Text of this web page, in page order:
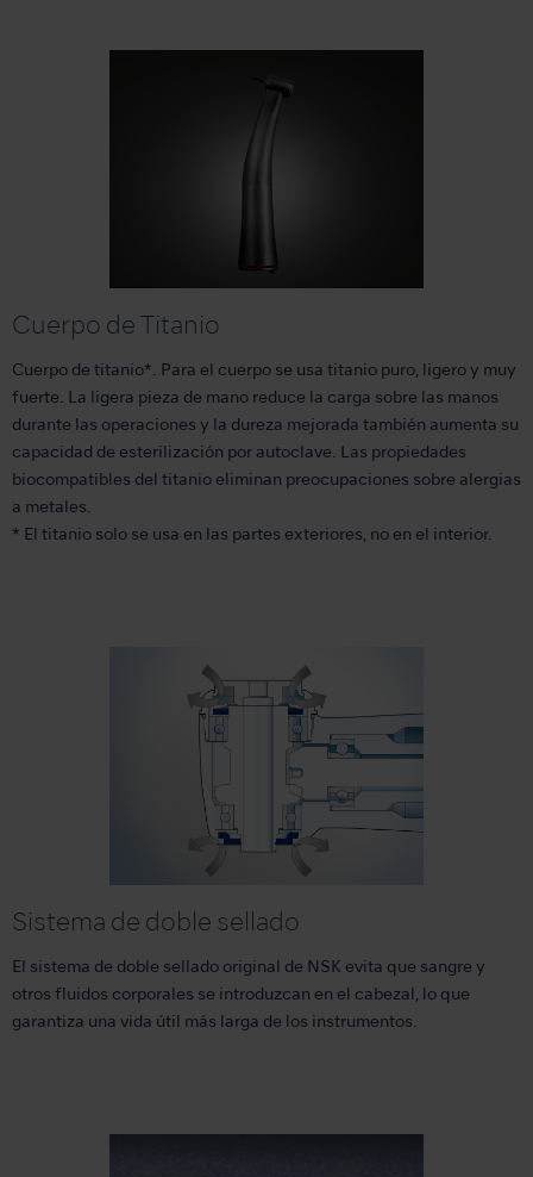
Cuerpo de Titanio
Cuerpo de titanio*. Para el cuerpo se usa titanio puro, ligero y muy
fuerte. La ligera pieza de mano reduce la carga sobre las manos
durante las operaciones y la dureza mejorada también aumenta su
capacidad de esterilización por autoclave. Las propiedades
biocompatibles del titanio eliminan preocupaciones sobre alergias
a metales.
* El titanio solo se usa en las partes exteriores, no en el interior.
Sistema de doble sellado
El sistema de doble sellado original de NSK evita que sangre y
otros fluidos corporales se introduzcan en el cabezal, lo que
garantiza una vida útil más larga de los instrumentos.